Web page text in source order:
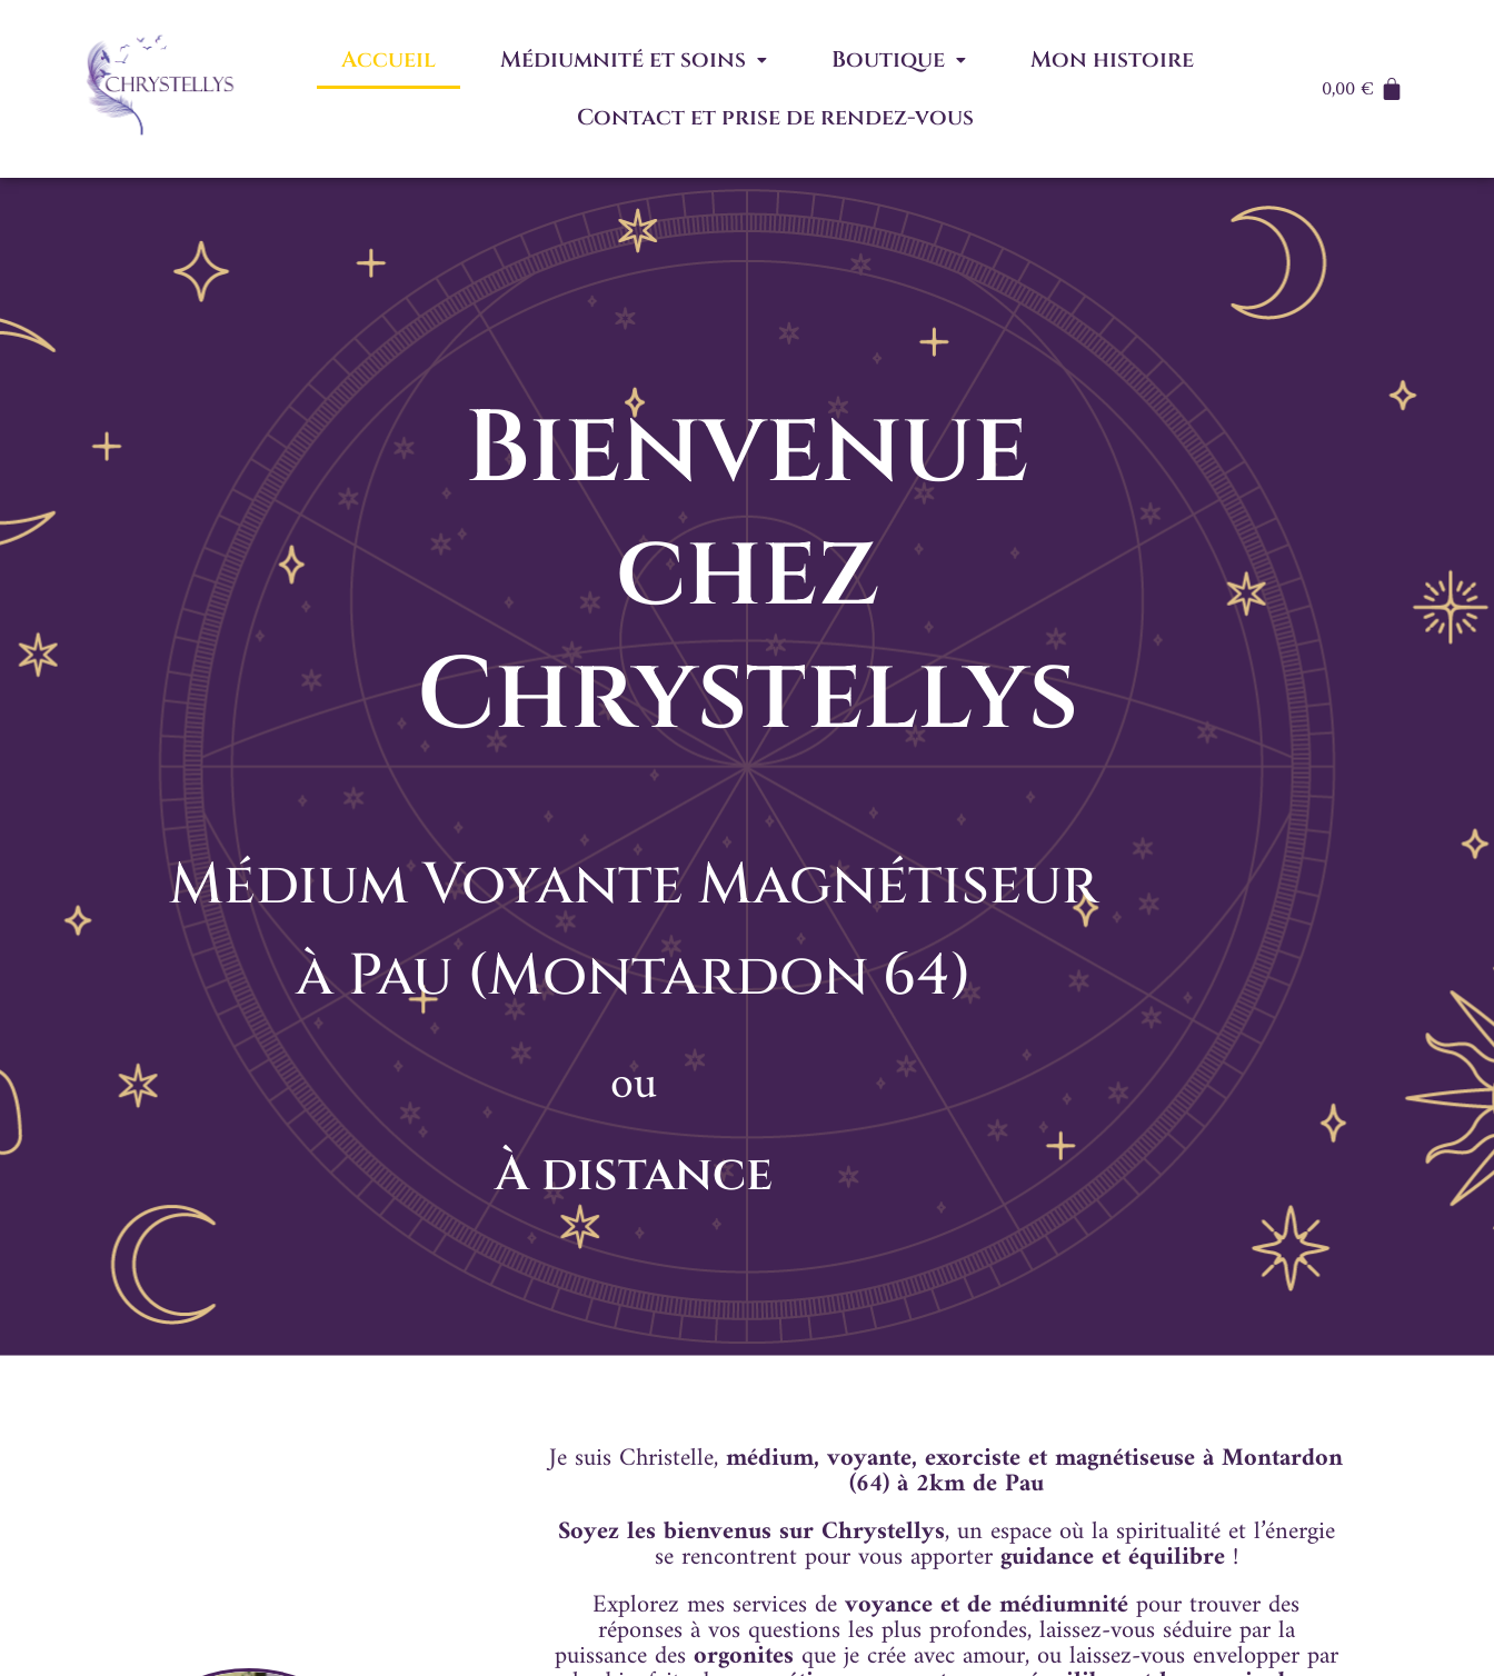
Accueil Médiumnité et soins Boutique
Mon histoire
Contact et prise de rendez-vous
0,00€
Bienvenue
chez
Chrystellys
Médium Voyante Magnétiseur
à Pau (Montardon 64)
ou
À distance
Je suis Christelle,médium, voyante, exorciste et magnétiseuse à Montardon
(64) à 2km de Pau
Soyez les bienvenus sur Chrystellys, un espace où la spiritualité et l’énergie
se rencontrent pour vous apporterguidance et équilibre!
Explorez mes services devoyance et de médiumnitépour trouver des
réponses à vos questions les plus profondes, laissez-vous séduire par la
puissance desorgonites que je crée avec amour, ou laissez-vous envelopper par